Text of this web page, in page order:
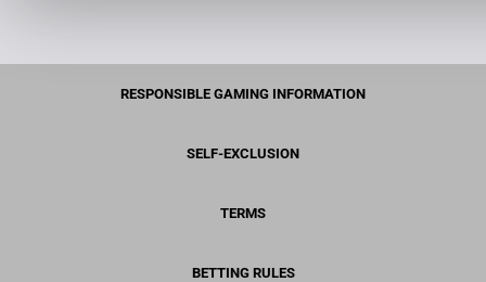
RESPONSIBLE GAMING INFORMATION
SELF-EXCLUSION
TERMS
BETTING RULES